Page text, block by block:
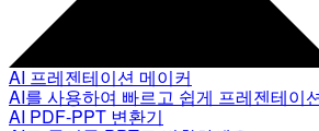
AI 프레젠테이션 메이커
AI를 사용하여 빠르고 쉽게 프레젠테이
AI PDF-PPT 변환기